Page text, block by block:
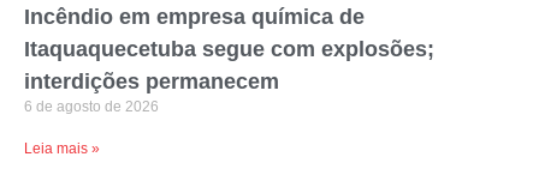
Incêndio em empresa química de
Itaquaquecetuba segue com explosões;
interdições permanecem
6 de agosto de 2026
Leia mais »